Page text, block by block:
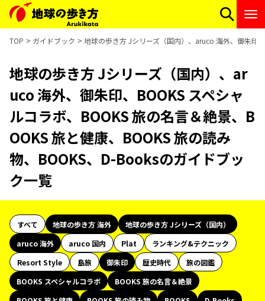
TOP ガイドブック 地球の歩き方 Jシリーズ（国内）、aruco 海外、御朱印
地球の歩き方 Jシリーズ（国内）、ar
uco 海外、御朱印、BOOKS スペシャ
ルコラボ、BOOKS 旅の名言＆絶景、B
OOKS 旅と健康、BOOKS 旅の読み
物、BOOKS、D-Booksのガイドブッ
ク一覧
すべて 地球の歩き方 海外
地球の歩き方 Jシリーズ（国内）
aruco 海外
aruco 国内 Plat
ランキング&テクニック
Resort Style
島旅 御朱印 歴史時代
旅の図鑑
BOOKS スペシャルコラボ
BOOKS 旅の名言＆絶景